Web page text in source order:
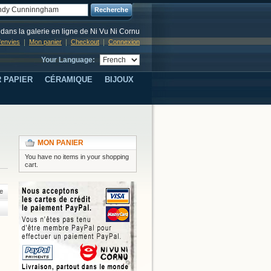
Recherche
la galerie en ligne de Ni Vu Ni Cornu
Mon panier Checkout Connexion
Your Language:
PAPIER CÉRAMIQUE BIJOUX
MON PANIER
You have no items in your shopping
cart.